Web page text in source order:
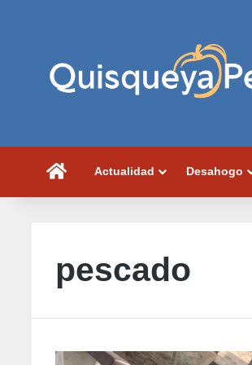
PortadaActualidad Desahogo
pescado